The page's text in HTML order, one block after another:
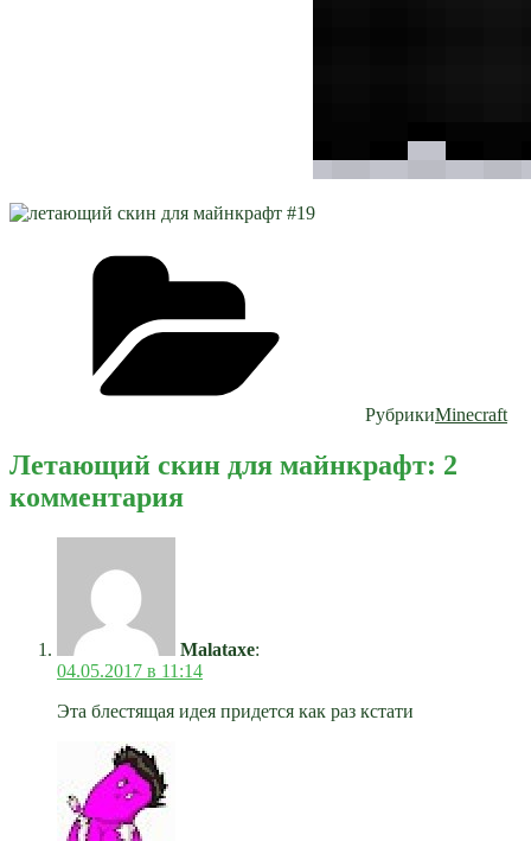
РубрикиMinecraft
Летающий скин для майнкрафт: 2
комментария
Malataxe:
04.05.2017 в 11:14
Эта блестящая идея придется как раз кстати